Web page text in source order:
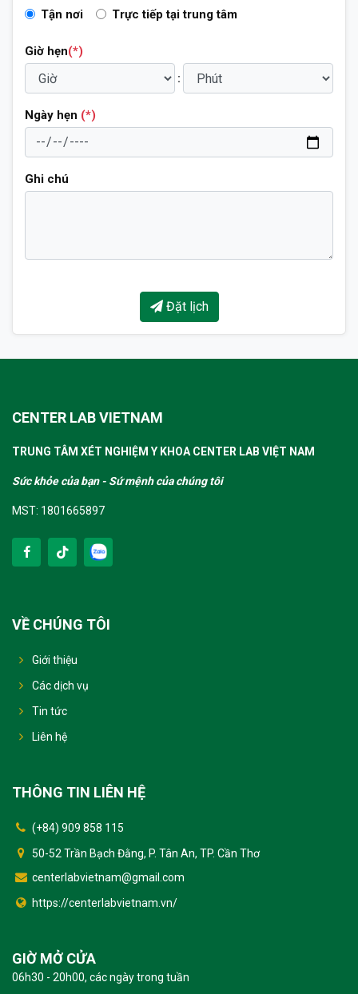
Tận nơi
Trực tiếp tại trung tâm
Giờ hẹn(*)
:
Ngày hẹn (*)
Ghi chú
Đặt lịch
CENTER LAB VIETNAM
TRUNG TÂM XÉT NGHIỆM Y KHOA CENTER LAB VIỆT NAM
Sức khỏe của bạn - Sứ mệnh của chúng tôi
MST: 1801665897
VỀ CHÚNG TÔI
Giới thiệu
Các dịch vụ
Tin tức
Liên hệ
THÔNG TIN LIÊN HỆ
(+84) 909 858 115
50-52 Trần Bạch Đằng, P. Tân An, TP. Cần Thơ
centerlabvietnam@gmail.com
https://centerlabvietnam.vn/
GIỜ MỞ CỬA
06h30 - 20h00, các ngày trong tuần